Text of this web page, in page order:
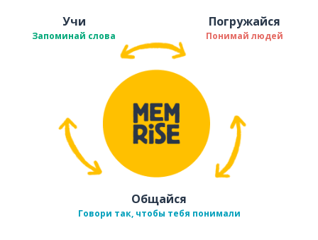
Учи
Запоминай слова
Погружайся
Понимай людей
Общайся
Говори так, чтобы тебя понимали